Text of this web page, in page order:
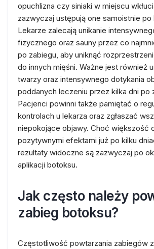
opuchlizna czy siniaki w miejscu
zazwyczaj ustępują one samoistnie po
Lekarze zalecają unikanie
fizycznego oraz sauny przez co
po zabiegu, aby uniknąć
do innych mięśni. Ważne jest również
twarzy oraz intensywnego dotykania
poddanych leczeniu przez kilka dni po
Pacjenci powinni także pamiętać o
kontrolach u lekarza oraz zgłaszać
niepokojące objawy. Choć większość
pozytywnymi efektami już po kilku
rezultaty widoczne są zazwyczaj po
aplikacji botoksu.
Jak często należy
zabieg botoksu?
Częstotliwość powtarzania zabiegów